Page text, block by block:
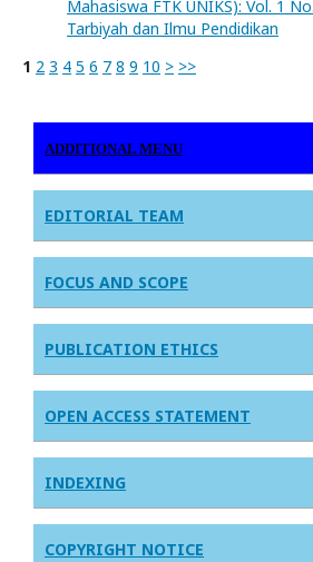
Mahasiswa FTK UNIKS): Vol. 1
Tarbiyah dan Ilmu Pendidikan
1 2 3 4 5 6 7 8 9 10 > >>
ADDITIONAL MENU
EDITORIAL TEAM
FOCUS AND SCOPE
PUBLICATION ETHICS
OPEN ACCESS STATEMENT
INDEXING
COPYRIGHT NOTICE